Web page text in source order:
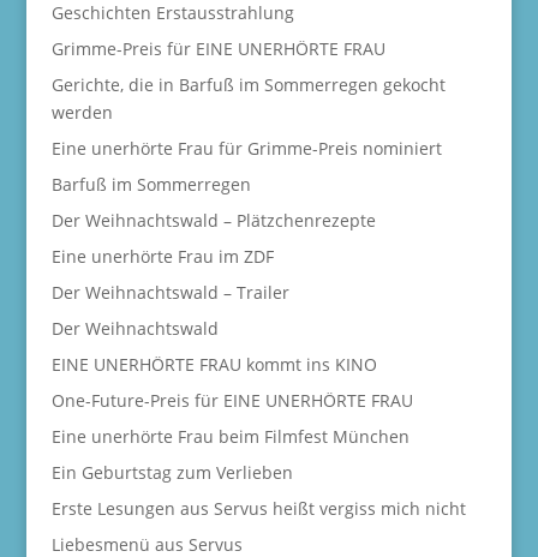
Geschichten Erstausstrahlung
Grimme-Preis für EINE UNERHÖRTE FRAU
Gerichte, die in Barfuß im Sommerregen gekocht
werden
Eine unerhörte Frau für Grimme-Preis nominiert
Barfuß im Sommerregen
Der Weihnachtswald – Plätzchenrezepte
Eine unerhörte Frau im ZDF
Der Weihnachtswald – Trailer
Der Weihnachtswald
EINE UNERHÖRTE FRAU kommt ins KINO
One-Future-Preis für EINE UNERHÖRTE FRAU
Eine unerhörte Frau beim Filmfest München
Ein Geburtstag zum Verlieben
Erste Lesungen aus Servus heißt vergiss mich nicht
Liebesmenü aus Servus